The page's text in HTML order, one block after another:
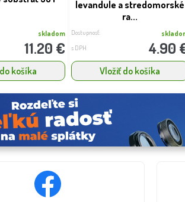
skladom
11.20 €
košíka
levandule a stredomorské
ra...
Dostupnosť:
s DPH 4.90
Vložiť do košíka